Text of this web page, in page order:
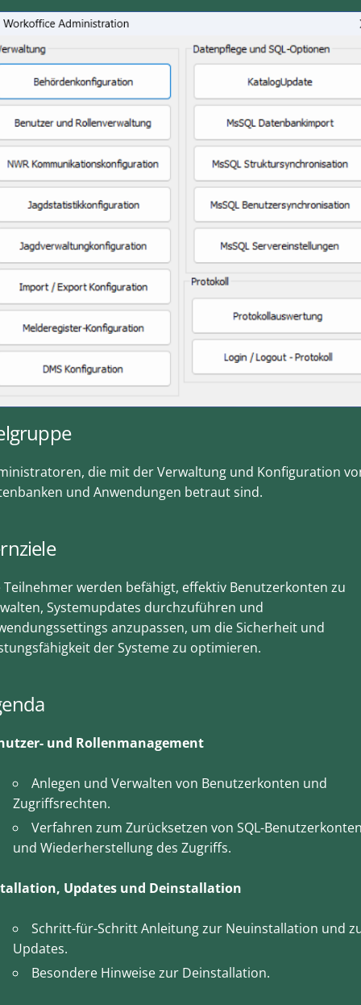
die mit der Verwaltung und Konfiguration
und Anwendungen betraut sind.
Teilnehmer werden befähigt, effektiv Benutzerkonten zu
Systemupdates durchzuführen und
anzupassen, um die Sicherheit und
der Systeme zu optimieren.
und Rollenmanagement
Anlegen und Verwalten von Benutzerkonten und
Zugriffsrechten.
Verfahren zum Zurücksetzen von SQL-
und Wiederherstellung des Zugriffs.
Updates und Deinstallation
Schritt-für-Schritt Anleitung zur Neuinstallation und
Updates.
Besondere Hinweise zur Deinstallation.